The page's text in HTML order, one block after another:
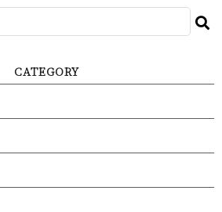
CATEGORY